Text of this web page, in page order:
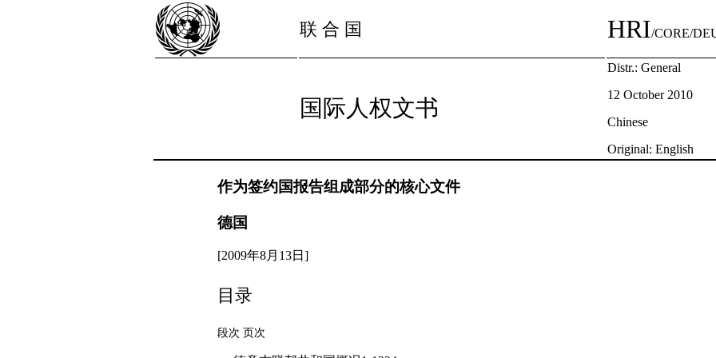
联 合 国 HRI/CORE/
国际人权文书
Distr.: General
12 October 2010
Chinese
Original: English
作为签约国报告组成部分的核心文件
德国
[2009年8月13日]
目录
段次 页次